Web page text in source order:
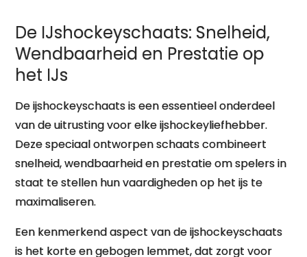
De IJshockeyschaats: Snelheid,
Wendbaarheid en Prestatie op
het IJs
De ijshockeyschaats is een essentieel onderdeel
van de uitrusting voor elke ijshockeyliefhebber.
Deze speciaal ontworpen schaats combineert
snelheid, wendbaarheid en prestatie om spelers in
staat te stellen hun vaardigheden op het ijs te
maximaliseren.
Een kenmerkend aspect van de ijshockeyschaats
is het korte en gebogen lemmet, dat zorgt voor